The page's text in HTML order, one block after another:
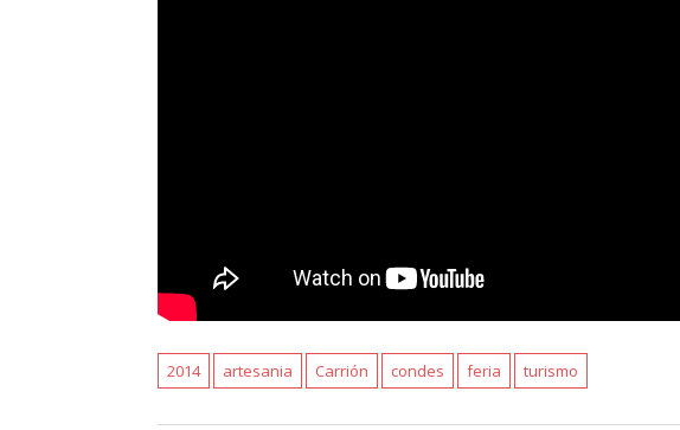
2014 artesania Carrión condes feria turismo